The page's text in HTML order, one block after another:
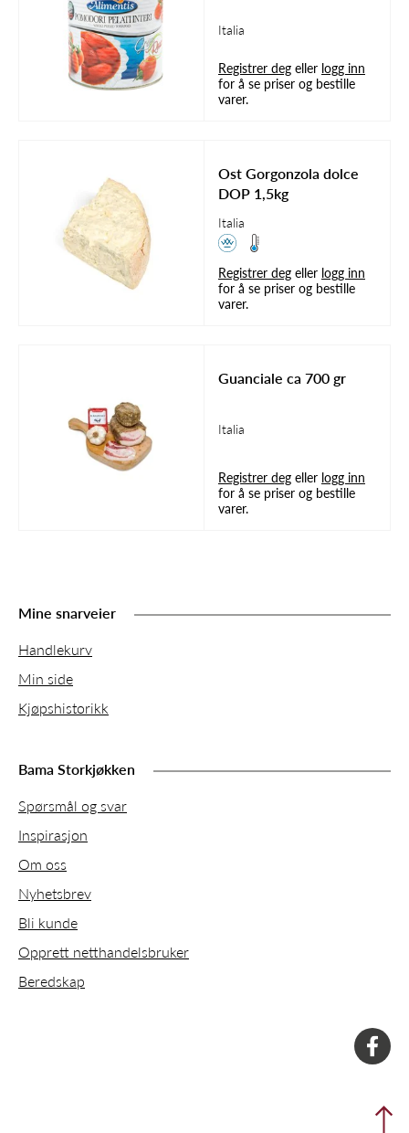
Italia
Registrer deg eller logg inn
for å se priser og bestille
varer.
Ost Gorgonzola dolce
DOP 1,5kg
Italia
Registrer deg eller logg inn
for å se priser og bestille
varer.
Guanciale ca 700 gr
Italia
Registrer deg eller logg inn
for å se priser og bestille
varer.
Mine snarveier
Handlekurv
Min side
Kjøpshistorikk
Bama Storkjøkken
Spørsmål og svar
Inspirasjon
Om oss
Nyhetsbrev
Bli kunde
Opprett netthandelsbruker
Beredskap